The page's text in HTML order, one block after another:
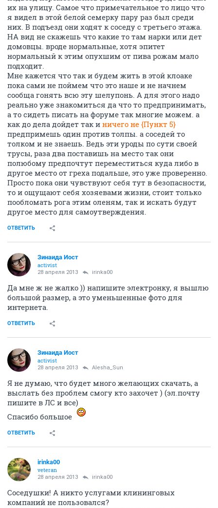
их на улицу. Самое что примечательное то лицо что
я видел в этой белой семерку пару раз был среди
них. В подъезд они ходят к соседу с третьего этажа.
НА вид не скажешь что какие то там нарки или дет
домовцы. вроде нормальные, хотя эпитет
нормальный к этим опухшим от пива рожам мало
подходит.
Мне кажется что так и будем жить в этой клоаке
пока сами не поймем что это наше и не начнем
сообща гонять всю эту шелупонь. А для этого надо
реально уже знакомиться да что то предпринимать,
а то сидеть писать на форуме так многие можем. а
как до дела дойдет так и ничего не {Пункт 5}
предпримешь один против толпы. а соседей то
толком и не знаешь. Ведь эти уроды по сути своей
трусы, раза два поставишь на место так они
полюбому предпочтут переместиться куда либо в
другое место от греха подальше, это уже проверенно.
Просто пока они чувствуют себя тут в безопасности,
то и ощущают себя хозяевами жизни, стоит только
пообломать рога этим оленям, так и искать будут
другое место для самоутверждения.
ОТВЕТИТЬ
Зинаида Иост
activist
28 апреля 2013 irinka00
Да мне ж не жалко )) напишите электронку, я вышлю
большой размер, а это уменьшенные фото для
интернета.
ОТВЕТИТЬ
Зинаида Иост
activist
28 апреля 2013 Alesha_Sun
Я не думаю, что будет много желающих скачать, а
выслать без проблем смогу кто захочет ) (эл.почту
пишите в ЛС и все)
Спасибо большое
ОТВЕТИТЬ
irinka00
veteran
28 апреля 2013 irinka00
Соседушки! А никто услугами клининговых
компаний не пользовался?